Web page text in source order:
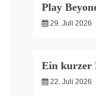
Play
29. Juli 2026
Ein kurzer
22. Juli 2026